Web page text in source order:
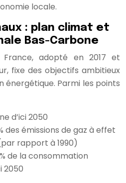
locale.
: plan climat et
Bas-Carbone
adopté en 2017 et
fixe des objectifs ambitieux
énergétique. Parmi les points
d’ici 2050
des émissions de gaz à effet
rapport à 1990)
de la consommation
2050